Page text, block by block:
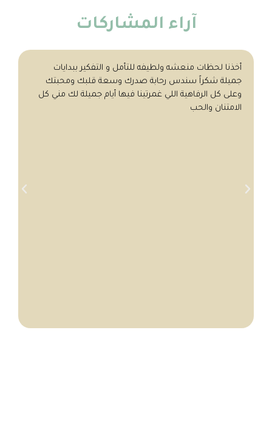
آراء ‏المشاركات
أخذنا لحظات منعشه ولطيفه للتأمل و التفكير ببدايات
جميلة شكراً سندس رحابة صدرك وسعة قلبك ومحبتك
وعلى كل الرفاهية اللي غمرتينا فيها أيام جميلة لك مني كل
الامتنان والحب